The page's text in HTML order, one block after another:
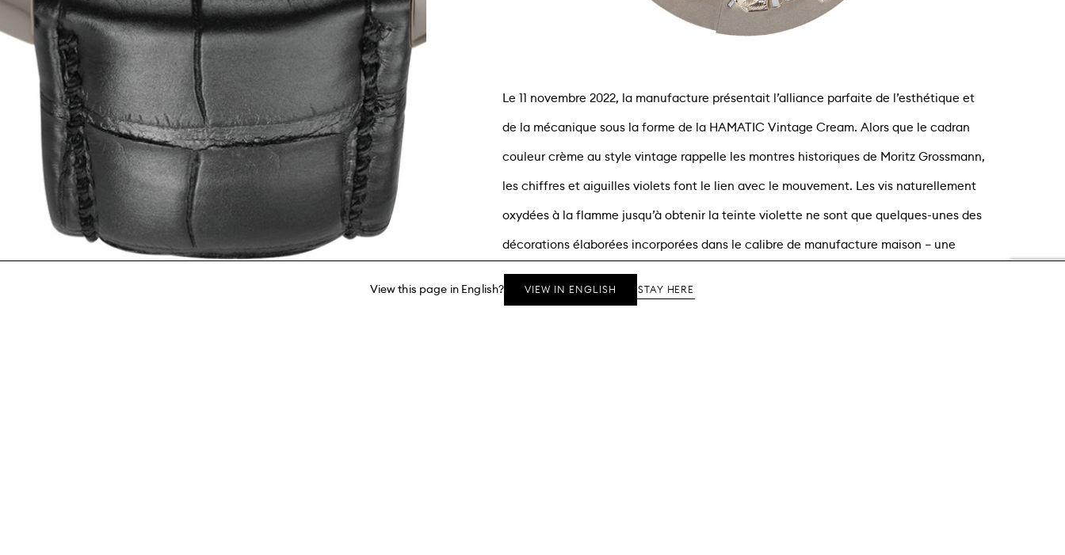
Le 11 novembre 2022, la manufacture présentait l’alliance parfaite de l’esthétique et
de la mécanique sous la forme de la HAMATIC Vintage Cream. Alors que le cadran
couleur crème au style vintage rappelle les montres historiques de Moritz Grossmann,
les chiffres et aiguilles violets font le lien avec le mouvement. Les vis naturellement
oxydées à la flamme jusqu’à obtenir la teinte violette ne sont que quelques-unes des
décorations élaborées incorporées dans le calibre de manufacture maison – une
caractéristique du savoir-faire de Moritz Grossmann.
View this page in English? VIEW IN ENGLISH STAY HERE